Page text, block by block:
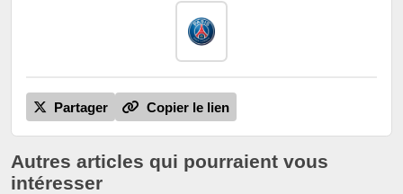
Partager Copier le lien
Autres articles qui pourraient vous
intéresser